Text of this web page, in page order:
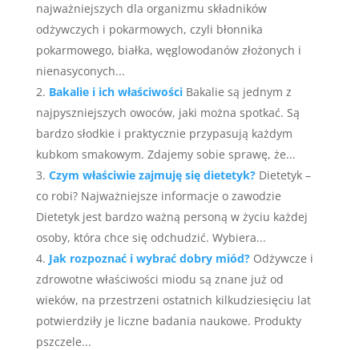
najważniejszych dla organizmu składników
odżywczych i pokarmowych, czyli błonnika
pokarmowego, białka, węglowodanów złożonych i
nienasyconych...
Bakalie i ich właściwości Bakalie są jednym z
najpyszniejszych owoców, jaki można spotkać. Są
bardzo słodkie i praktycznie przypasują każdym
kubkom smakowym. Zdajemy sobie sprawę, że...
Czym właściwie zajmuję się dietetyk? Dietetyk –
co robi? Najważniejsze informacje o zawodzie
Dietetyk jest bardzo ważną personą w życiu każdej
osoby, która chce się odchudzić. Wybiera...
Jak rozpoznać i wybrać dobry miód? Odżywcze i
zdrowotne właściwości miodu są znane już od
wieków, na przestrzeni ostatnich kilkudziesięciu lat
potwierdziły je liczne badania naukowe. Produkty
pszczele...